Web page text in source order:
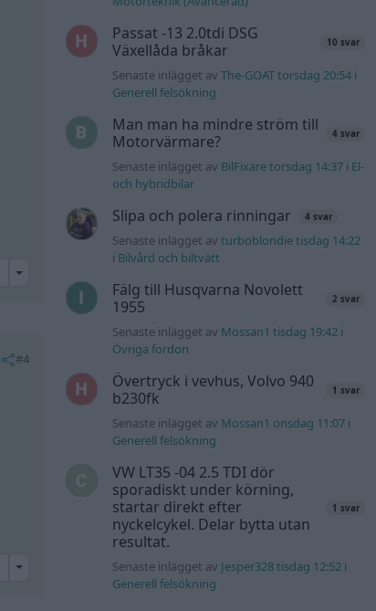
All reactions
#4
All reactions
Passat -13 2.0tdi DSG
Växellåda bråkar
10 svar
Senaste inlägget avThe-GOAT torsdag 20:54 i
Generell felsökning
Man man ha mindre ström till
Motorvärmare?
4 svar
Senaste inlägget av BilFixare torsdag 14:37 i El-
och hybridbilar
Slipa och polera rinningar 4 svar
Senaste inlägget avturboblondie tisdag 14:22
i Bilvård och biltvätt
Fälg till Husqvarna Novolett
1955
2 svar
Senaste inlägget av Mossan1 tisdag 19:42 i
Övriga fordon
Övertryck i vevhus, Volvo 940
b230fk
1 svar
Senaste inlägget av Mossan1 onsdag 11:07 i
Generell felsökning
VW LT35 -04 2.5 TDI dör
sporadiskt under körning,
startar direkt efter
nyckelcykel. Delar bytta utan
resultat.
1 svar
Senaste inlägget av Jesper328 tisdag 12:52 i
Generell felsökning